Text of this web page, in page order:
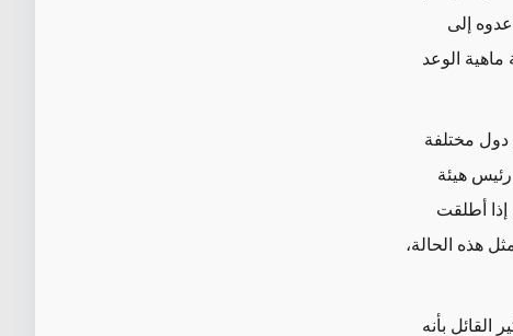
إلى
ماهية الوعد
مختلفة
رئيس هيئة
أطلقت
هذه الحالة،
القائل بأنه